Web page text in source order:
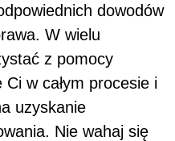
dowodów
W wielu
z pomocy
w całym procesie i
uzyskanie
Nie wahaj się